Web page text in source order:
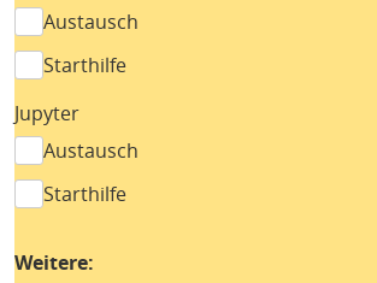
Austausch
Starthilfe
Jupyter
Austausch
Starthilfe
Weitere: